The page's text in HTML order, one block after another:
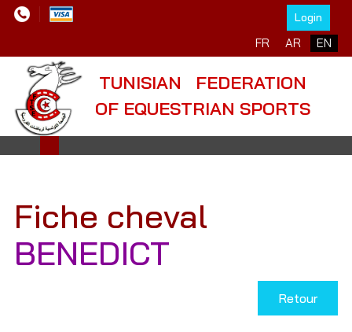
Login
Select your language
FR AR EN
TUNISIAN FEDERATION
OF EQUESTRIAN SPORTS
Fiche cheval
BENEDICT
Retour